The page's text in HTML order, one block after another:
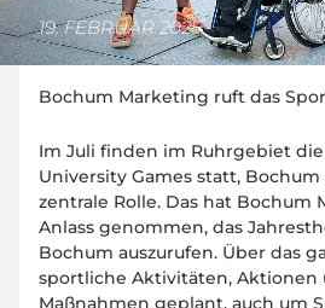
19. FEBRUAR 2025
Bochum Marketing ruft das
Im Juli finden im Ruhrgebiet die
University Games statt,
zentrale Rolle. Das hat Bochum
Anlass genommen, das
Bochum auszurufen. Über das
sportliche Aktivitäten,
Maßnahmen geplant, auch um